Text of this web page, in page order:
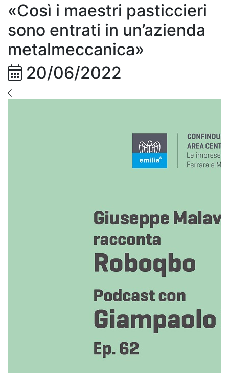
«Così i maestri pasticcieri
sono entrati in un’azienda
metalmeccanica»
20/06/2022